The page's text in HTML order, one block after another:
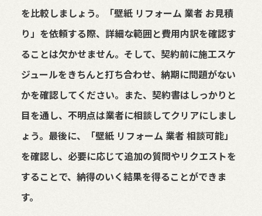
を比較しましょう。「壁紙 リフォーム 業者 お見積
り」を依頼する際、詳細な範囲と費用内訳を確認す
ることは欠かせません。そして、契約前に施工スケ
ジュールをきちんと打ち合わせ、納期に問題がない
かを確認してください。また、契約書はしっかりと
目を通し、不明点は業者に相談してクリアにしまし
ょう。最後に、「壁紙 リフォーム 業者 相談可能」
を確認し、必要に応じて追加の質問やリクエストを
することで、納得のいく結果を得ることができま
す。